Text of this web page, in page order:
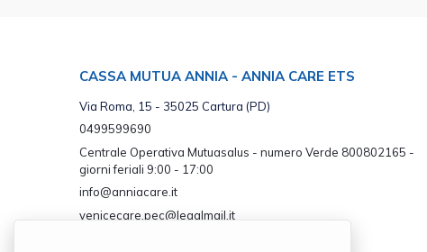
CASSA MUTUA ANNIA - ANNIA CARE ETS
Via Roma, 15 - 35025 Cartura (PD)
0499599690
Centrale Operativa Mutuasalus - numero Verde 800802165 -
giorni feriali 9:00 - 17:00
info@anniacare.it
venicecare.pec@legalmail.it